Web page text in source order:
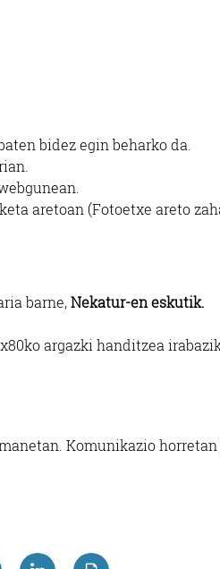
bidez egin beharko da.
aretoan (Fotoetxe areto
barne,Nekatur-en eskutik.
argazki handitzea
Komunikazio